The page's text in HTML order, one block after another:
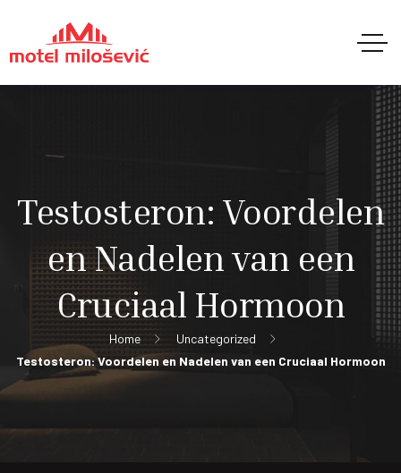
Testosteron: Voordelen
en Nadelen van een
Cruciaal Hormoon
Home
Uncategorized
Testosteron: Voordelen en Nadelen van een Cruciaal Hormoon